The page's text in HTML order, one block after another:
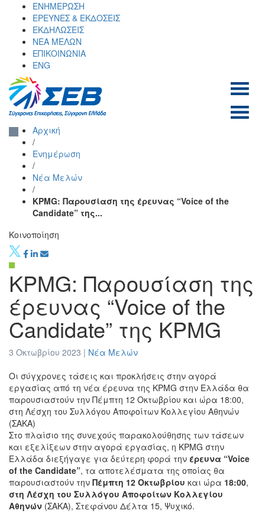
content
ΕΝΗΜΕΡΩΣΗ
ΕΡΕΥΝΕΣ & ΕΚΔΟΣΕΙΣ
ΕΚΔΗΛΩΣΕΙΣ
ΝΕΑ ΜΕΛΩΝ
ΕΠΙΚΟΙΝΩΝΙΑ
ENG
επιχειρήσεων και
βιομηχανιών
Αρχική
/
Ενημέρωση
/
Νέα Μελών
/
KPMG: Παρουσίαση της έρευνας “Voice of the
Candidate” της...
Κοινοποίηση
KPMG: Παρουσίαση της
έρευνας “Voice of the
Candidate” της KPMG
3 Οκτωβρίου 2023 | Νέα Μελών
Οι σύγχρονες τάσεις και προκλήσεις στην αγορά
εργασίας από τη νέα έρευνα της KPMG στην Ελλάδα θα
παρουσιαστούν την Πέμπτη 12 Οκτωβρίου και ώρα 18:00,
στη Λέσχη του Συλλόγου Αποφοίτων Κολλεγίου Αθηνών
(ΣΑΚΑ)
Στο πλαίσιο της συνεχούς παρακολούθησης των τάσεων
και εξελίξεων στην αγορά εργασίας, η KPMG στην
Ελλάδα διεξήγαγε για δεύτερη φορά την έρευνα “Voice
of the Candidate”, τα αποτελέσματα της οποίας θα
παρουσιαστούν την Πέμπτη 12 Οκτωβρίου και ώρα 18:00,
στη Λέσχη του Συλλόγου Αποφοίτων Κολλεγίου
Αθηνών (ΣΑΚΑ), Στεφάνου Δέλτα 15, Ψυχικό.